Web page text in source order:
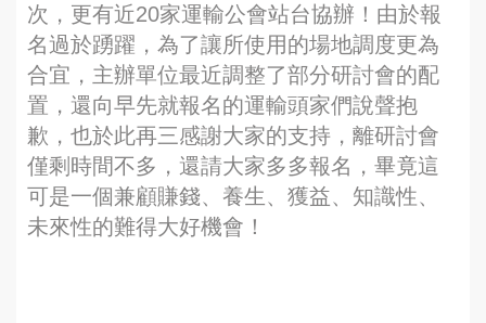
次，更有近20家運輸公會站台協辦！由於報
名過於踴躍，為了讓所使用的場地調度更為
合宜，主辦單位最近調整了部分研討會的配
置，還向早先就報名的運輸頭家們說聲抱
歉，也於此再三感謝大家的支持，離研討會
僅剩時間不多，還請大家多多報名，畢竟這
可是一個兼顧賺錢、養生、獲益、知識性、
未來性的難得大好機會！